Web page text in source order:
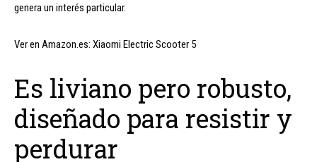
genera un interés particular.
Ver en Amazon.es: Xiaomi Electric Scooter 5
Es liviano pero robusto,
diseñado para resistir y
perdurar